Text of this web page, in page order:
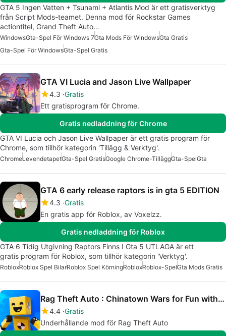
GTA 5 Ingen Vatten + Tsunami + Atlantis Mod är ett gratisverktyg
från Script Mods-teamet. Denna mod för Rockstar Games
actiontitel, Grand Theft Auto…
WindowsGta-Spel För Windows 7Gta Mods För WindowsGta Gratis
Gta-Spel För WindowsGta-Spel Gratis
GTA VI Lucia and Jason Live Wallpaper
4.3 Gratis
Ett gratisprogram för Chrome.
Gratis nedladdning för Chrome
GTA VI Lucia och Jason Live Wallpaper är ett gratis program för
Chrome, som tillhör kategorin 'Tillägg & Verktyg'.
ChromeLevendetapetGta-Spel GratisGoogle Chrome-TilläggGta-SpelGta
GTA 6 early release raptors is in gta 5 EDITION
4.3 Gratis
En gratis app för Roblox, av Voxelzz.
Gratis nedladdning för Roblox
GTA 6 Tidig Utgivning Raptors Finns I Gta 5 UTLAGA är ett
gratis program för Roblox, som tillhör kategorin 'Verktyg'.
RobloxRoblox Spel BilarRoblox Spel KörningRobloxRoblox-SpelGta Mods Gratis
Rag Theft Auto : Chinatown Wars for Fun with Ragdolls: The Game
4.4 Gratis
Underhållande mod för Rag Theft Auto